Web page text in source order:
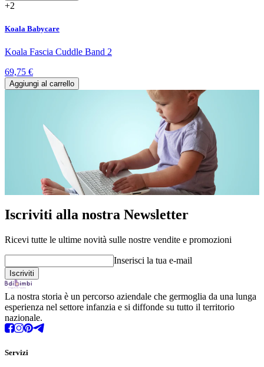
+2
Koala Babycare
Koala Fascia Cuddle Band 2
69,75 €
Aggiungi al carrello
Iscriviti alla nostra Newsletter
Ricevi tutte le ultime novità sulle nostre vendite e promozioni
Inserisci la tua e-mail
La nostra storia è un percorso aziendale che germoglia da una lunga
esperienza nel settore infanzia e si diffonde su tutto il territorio
nazionale.
Servizi